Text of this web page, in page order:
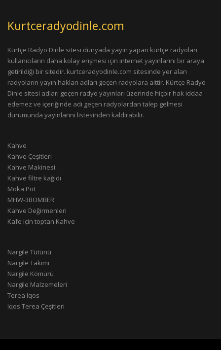
Kurtceradyodinle.com
Kürtçe Radyo Dinle sitesi dünyada yayın yapan kürtçe radyoları
kullanıcıların daha kolay erişmesi için internet yayınlarını bir araya
getirildiği bir sitedir. kurtceradyodinle.com sitesinde yer alan
radyoların yayın hakları adları geçen radyolara aittir. Kürtçe Radyo
Dinle sitesi adları geçen radyo yayınları üzerinde hiçbir hak iddaa
edemez ve içeriğinde adı geçen radyolardan talep gelmesi
durumunda yayınlarını listesinden kaldırabilir.
Kahve
Kahve Çeşitleri
Kahve Makinesi
Kahve filtre kağıdı
Moka Pot
MHW-3BOMBER
Kahve Değirmenleri
Kafe için toptan Kahve
Nargile Tütünü
Nargile Takımı
Nargile Kömürü
Nargile Malzemeleri
Terea Iqos
Iqos Terea Çeşitleri